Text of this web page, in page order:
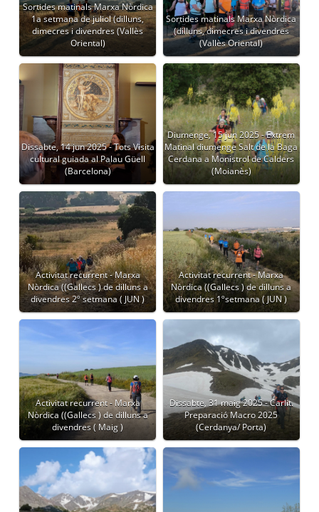
Sortides matinals Marxa Nòrdica
1a setmana de juliol (dilluns,
dimecres i divendres (Vallès
Oriental)
Sortides matinals Marxa Nòrdica
(dilluns, dimecres i divendres
(Vallès Oriental)
Dissabte, 14 jun 2025 - Tots Visita
cultural guiada al Palau Güell
(Barcelona)
Diumenge, 15 jun 2025 - Extrem
Matinal diumenge Salt de la Baga
Cerdana a Monistrol de Calders
(Moianès)
Activitat recurrent - Marxa
Nòrdica ((Gallecs ) de dilluns a
divendres 2º setmana ( JUN )
Activitat recurrent - Marxa
Nòrdica ((Gallecs ) de dilluns a
divendres 1ºsetmana ( JUN )
Activitat recurrent - Marxa
Nòrdica ((Gallecs ) de dilluns a
divendres ( Maig )
Dissabte, 31 maig 2025 - Carlit.
Preparació Macro 2025
(Cerdanya/ Porta)